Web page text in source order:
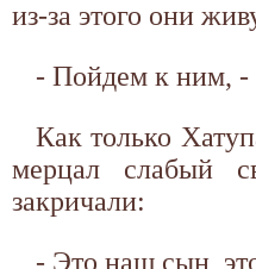
из-за этого они
- Пойдем к ним, -
Как только
мерцал слабый
закричали:
- Это наш сын,